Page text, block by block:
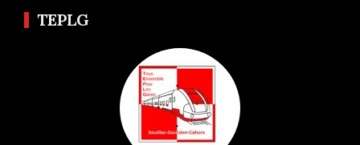
TEPLG